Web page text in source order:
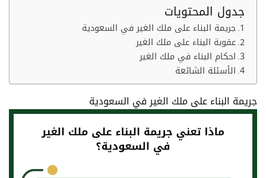
جدول المحتويات
جريمة البناء على ملك الغير في السعودية
عقوبة البناء على ملك الغير
احكام البناء في ملك الغير
الأسئلة الشائعة
جريمة البناء على ملك الغير في السعودية